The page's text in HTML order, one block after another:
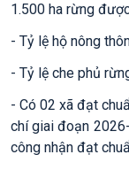
1.500 ha rừng
- Tỷ lệ hộ nông
- Tỷ lệ che phủ
- Có 02 xã đạt
chí giai đoạn
công nhận đạt